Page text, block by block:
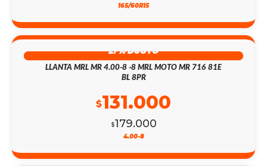
165/60R15
27% DSCTO
LLANTA MRL MR 4.00-8 -8 MRL MOTO MR 716 81E
BL 8PR
$179.000
$131.000
4.00-8